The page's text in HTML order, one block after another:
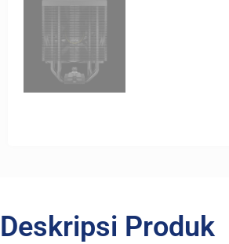
Deskripsi Produk